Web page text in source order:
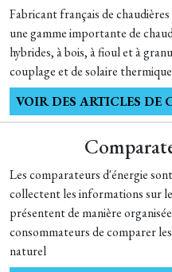
Fabricant français de
une gamme importante de
hybrides, à bois, à fioul et à
couplage et de solaire
VOIR DES ARTICLES DE
Les comparateurs d'énergie
collectent les informations sur
présentent de manière
consommateurs de comparer
naturel